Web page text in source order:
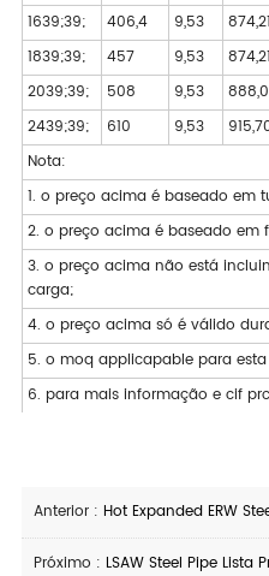
1639;39;
406,4 9,53 874,21
1839;39;
457 9,53 874,21
2039;39;
508 9,53
2439;39;
610 9,53
Nota:
1. o preço acima é baseado em
2. o preço acima é baseado em
3. o preço acima não está
carga;
4. o preço acima só é válido
5. o moq applicapable para
6. para mais informação e cif
Anterior : Hot Expanded ERW
Próximo : LSAW Steel Pipe Lista